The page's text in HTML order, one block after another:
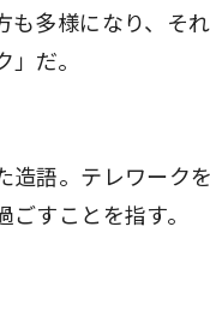
も多様になり、そ
だ。
造語。テレワーク
すことを指す。